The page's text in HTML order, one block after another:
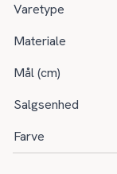
Varetype
Materiale
Mål (cm)
Salgsenhed
Farve